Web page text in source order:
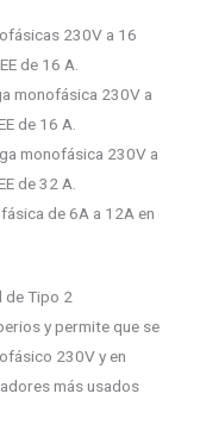
230V a 16
de 16 A.
monofásica 230V a
de 16 A.
monofásica 230V a
de 32 A.
de 6A a 12A en
de Tipo 2
y permite que se
230V y en
más usados